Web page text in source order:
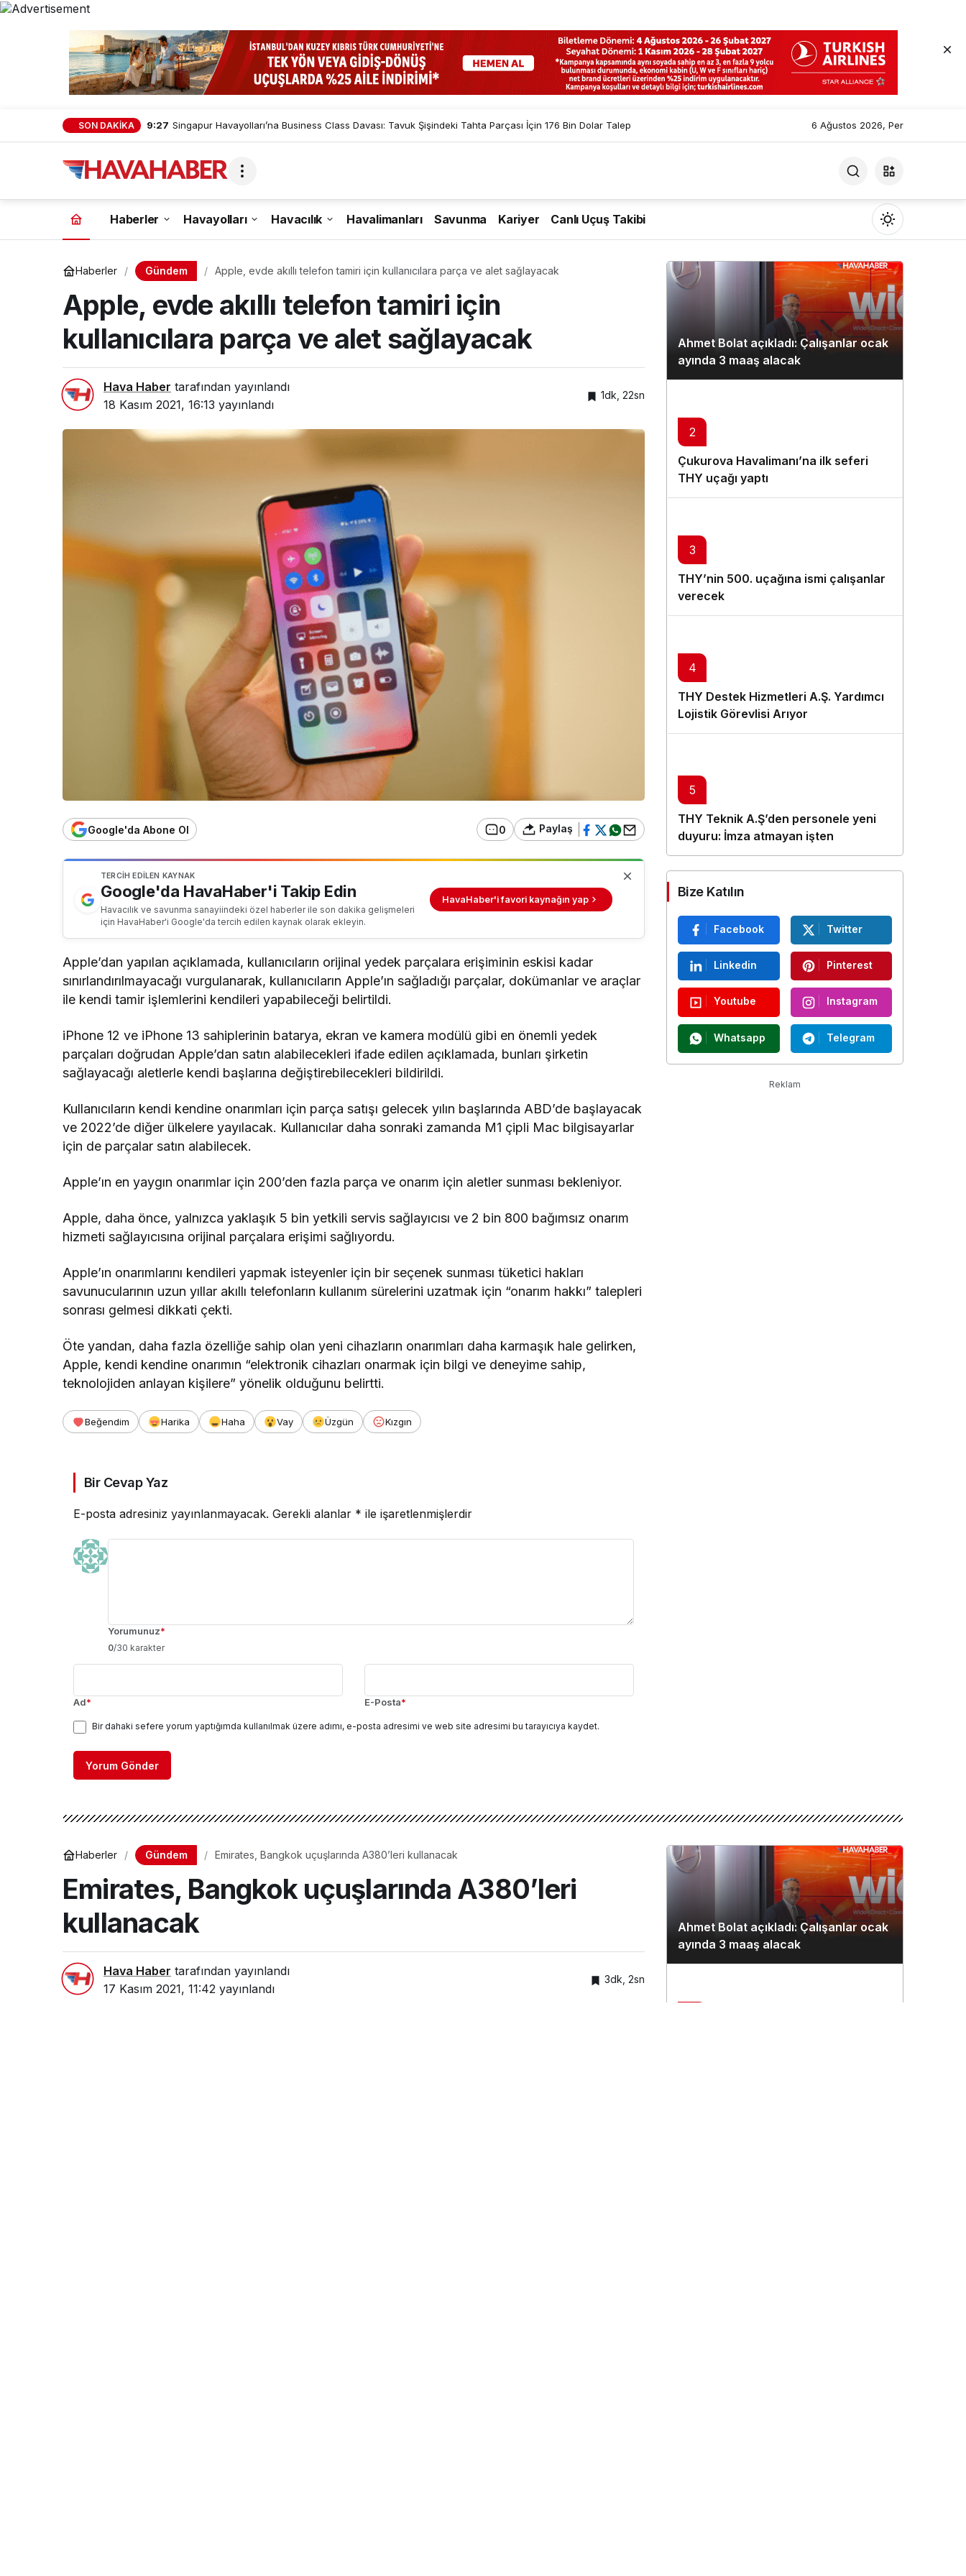
SON DAKİKA 9:27 Singapur Havayolları’na Business Class Davası: Tavuk Şişindeki Tahta Parçası İçin 176 Bin Dolar Talep 6 Ağustos 2026, Per
Haberler Havayolları Havacılık Havalimanları Savunma Kariyer Canlı Uçuş Takibi
Mod
değiştir
Gündüz Modu
Gündüz modunu seçin.
Sistem modunu seçin.
Haberler Gündem Apple, evde akıllı telefon tamiri için kullanıcılara parça ve alet sağlayacak
Apple, evde akıllı telefon tamiri için
kullanıcılara parça ve alet sağlayacak
Hava Haber tarafından yayınlandı
18 Kasım 2021, 16:13 yayınlandı
1dk, 22sn
Google'da Abone Ol 0 Paylaş
TERCIH EDILEN KAYNAK
Google'da HavaHaber'i Takip Edin
Havacılık ve savunma sanayiindeki özel haberler ile son dakika gelişmeleri
için HavaHaber'i Google'da tercih edilen kaynak olarak ekleyin.
HavaHaber'i favori kaynağın yap
Apple’dan yapılan açıklamada, kullanıcıların orijinal yedek parçalara erişiminin eskisi kadar
sınırlandırılmayacağı vurgulanarak, kullanıcıların Apple’ın sağladığı parçalar, dokümanlar ve araçlar
ile kendi tamir işlemlerini kendileri yapabileceği belirtildi.
iPhone 12 ve iPhone 13 sahiplerinin batarya, ekran ve kamera modülü gibi en önemli yedek
parçaları doğrudan Apple’dan satın alabilecekleri ifade edilen açıklamada, bunları şirketin
sağlayacağı aletlerle kendi başlarına değiştirebilecekleri bildirildi.
Kullanıcıların kendi kendine onarımları için parça satışı gelecek yılın başlarında ABD’de başlayacak
ve 2022’de diğer ülkelere yayılacak. Kullanıcılar daha sonraki zamanda M1 çipli Mac bilgisayarlar
için de parçalar satın alabilecek.
Apple’ın en yaygın onarımlar için 200’den fazla parça ve onarım için aletler sunması bekleniyor.
Apple, daha önce, yalnızca yaklaşık 5 bin yetkili servis sağlayıcısı ve 2 bin 800 bağımsız onarım
hizmeti sağlayıcısına orijinal parçalara erişimi sağlıyordu.
Apple’ın onarımlarını kendileri yapmak isteyenler için bir seçenek sunması tüketici hakları
savunucularının uzun yıllar akıllı telefonların kullanım sürelerini uzatmak için “onarım hakkı” talepleri
sonrası gelmesi dikkati çekti.
Öte yandan, daha fazla özelliğe sahip olan yeni cihazların onarımları daha karmaşık hale gelirken,
Apple, kendi kendine onarımın “elektronik cihazları onarmak için bilgi ve deneyime sahip,
teknolojiden anlayan kişilere” yönelik olduğunu belirtti.
Beğendim Harika Haha Vay Üzgün Kızgın
Bir Cevap Yaz
E-posta adresiniz yayınlanmayacak. Gerekli alanlar * ile işaretlenmişlerdir
Yorumunuz*
0/30 karakter
Ad* E-Posta*
Bir dahaki sefere yorum yaptığımda kullanılmak üzere adımı, e-posta adresimi ve web site adresimi bu tarayıcıya kaydet.
Yorum Gönder
Ahmet Bolat açıkladı: Çalışanlar ocak
ayında 3 maaş alacak
2
Çukurova Havalimanı’na ilk seferi
THY uçağı yaptı
3
THY’nin 500. uçağına ismi çalışanlar
verecek
4
THY Destek Hizmetleri A.Ş. Yardımcı
Lojistik Görevlisi Arıyor
5
THY Teknik A.Ş’den personele yeni
duyuru: İmza atmayan işten
çıkarılacak
Bize Katılın
Facebook Twitter
Linkedin Pinterest
Youtube Instagram
Whatsapp Telegram
Reklam
Haberler Gündem Emirates, Bangkok uçuşlarında A380’leri kullanacak
Emirates, Bangkok uçuşlarında A380’leri
kullanacak
Hava Haber tarafından yayınlandı
17 Kasım 2021, 11:42 yayınlandı
3dk, 2sn
Ahmet Bolat açıkladı: Çalışanlar ocak
ayında 3 maaş alacak